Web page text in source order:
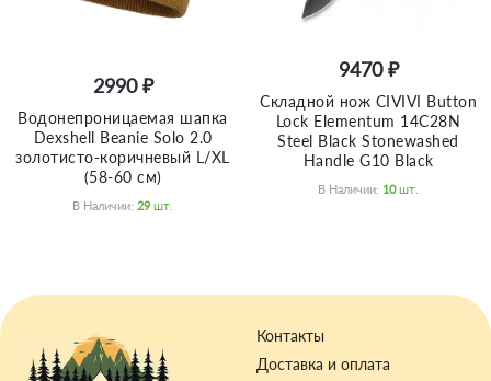
2990 ₽
Водонепроницаемая шапка
Dexshell Beanie Solo 2.0
золотисто-коричневый L/XL
(58-60 см)
В Наличии: 29 Шт.
9470 ₽
Складной нож CIVIVI Button
Lock Elementum 14C28N
Steel Black Stonewashed
Handle G10 Black
В Наличии: 10 Шт.
Контакты
Доставка и оплата